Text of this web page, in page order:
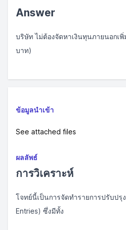
Answer
บริษัท ไม่ต้องจัดหาเงินทุนภายนอกเพิ่
บาท)
ข้อมูลนำเข้า
See attached files
ผลลัพธ์
การวิเคราะห์
โจทย์นี้เป็นการจัดทำรายการปรับปรุ
Entries) ซึ่งมีทั้ง